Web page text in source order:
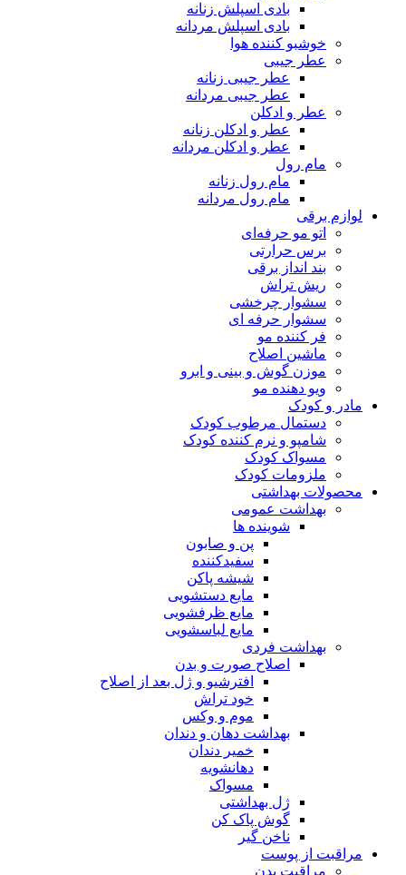
بادی اسپلش زنانه
بادی اسپلش مردانه
خوشبو کننده هوا
عطر جیبی
عطر جیبی زنانه
عطر جیبی مردانه
عطر و ادکلن
عطر و ادکلن زنانه
عطر و ادکلن مردانه
مام رول
مام رول زنانه
مام رول مردانه
لوازم برقی
اتو مو حرفه‌ای
برس حرارتی
بند انداز برقی
ریش تراش
سشوار چرخشی
سشوار حرفه ای
فر کننده‌ مو
ماشین اصلاح
موزن گوش و بینی و ابرو
ویو دهنده مو
مادر و کودک
دستمال مرطوب کودک
شامپو و نرم کننده کودک
مسواک کودک
ملزومات کودک
محصولات بهداشتی
بهداشت عمومی
شوینده ها
پن و صابون
سفیدکننده
شیشه پاکن
مایع دستشویی
مایع ظرفشویی
مایع لباسشویی
بهداشت فردی
اصلاح صورت و بدن
افترشیو و ژل بعد از اصلاح
خود تراش
موم و وکس
بهداشت دهان و دندان
خمیر دندان
دهانشویه
مسواک
ژل بهداشتی
گوش پاک کن
ناخن گیر
مراقبت از پوست
مراقبت بدن